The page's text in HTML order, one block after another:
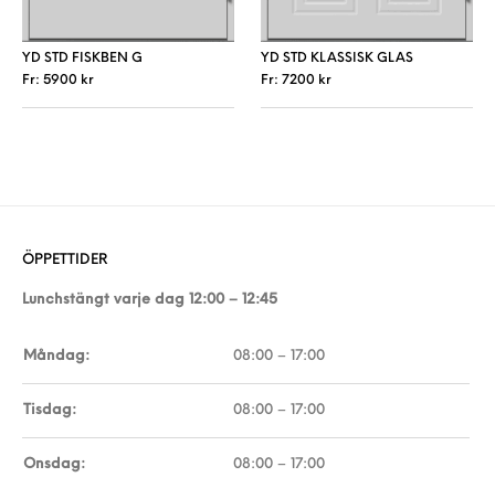
YD STD FISKBEN G
Fr:5900 kr
YD STD KLASSISK GLAS
Fr: 7200 kr
ÖPPETTIDER
Lunchstängt varje dag 12:00 – 12:45
Måndag: 08:00 – 17:00
Tisdag: 08:00 – 17:00
Onsdag: 08:00 – 17:00